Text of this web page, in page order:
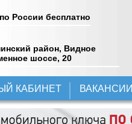
России бесплатно
район, Видное
шоссе, 20
КАБИНЕТ ВАКАНСИИ